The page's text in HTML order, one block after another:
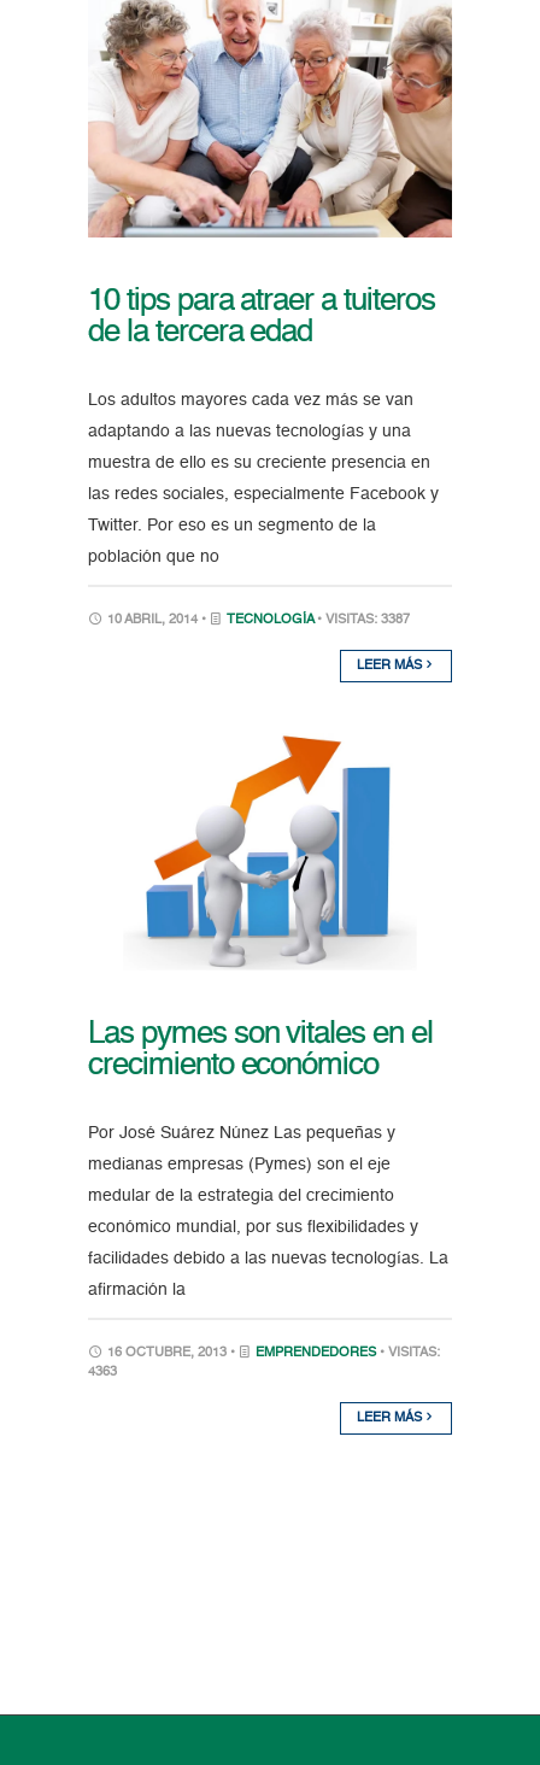
10 tips para atraer a tuiteros
de la tercera edad
Los adultos mayores cada vez más se van
adaptando a las nuevas tecnologías y una
muestra de ello es su creciente presencia en
las redes sociales, especialmente Facebook y
Twitter. Por eso es un segmento de la
población que no
10 ABRIL, 2014 • TECNOLOGÍA • VISITAS: 3387
LEER MÁS
Las pymes son vitales en el
crecimiento económico
Por José Suárez Núnez Las pequeñas y
medianas empresas (Pymes) son el eje
medular de la estrategia del crecimiento
económico mundial, por sus flexibilidades y
facilidades debido a las nuevas tecnologías. La
afirmación la
16 OCTUBRE, 2013 • EMPRENDEDORES • VISITAS:
4363
LEER MÁS